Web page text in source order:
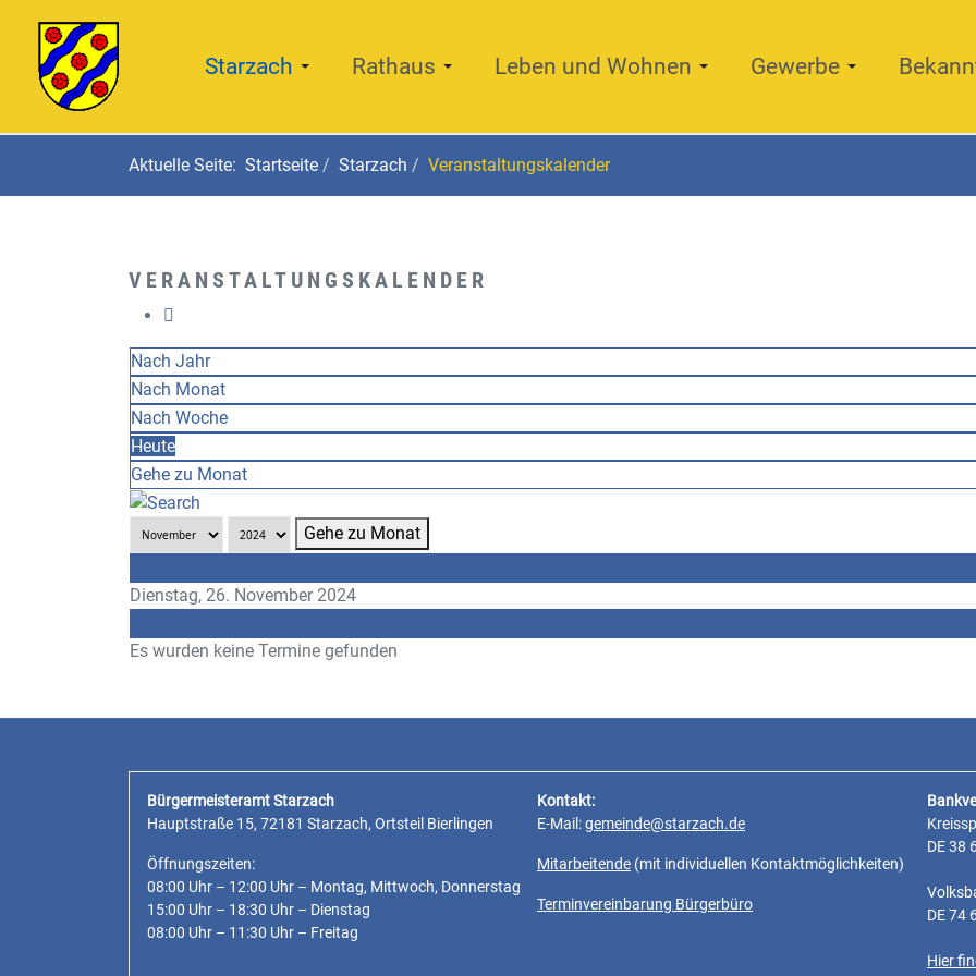
Starzach Rathaus Leben und Wohnen Gewerbe
Aktuelle Seite: Startseite Starzach Veranstaltungskalender
VERANSTALTUNGSKALENDER
Nach Jahr
Nach Monat
Nach Woche
Heute
Gehe zu Monat
Gehe zu Monat
Dienstag, 26. November 2024
Es wurden keine Termine gefunden
Bürgermeisteramt Starzach
Hauptstraße 15, 72181 Starzach, Ortsteil Bierlingen
Öffnungszeiten:
08:00 Uhr – 12:00 Uhr – Montag, Mittwoch, Donnerstag
15:00 Uhr – 18:30 Uhr – Dienstag
08:00 Uhr – 11:30 Uhr – Freitag
Kontakt:
E-Mail:gemeinde@starzach.de
Mitarbeitende (mit individuellen Kontaktmöglichkeiten)
Terminvereinbarung Bürgerbüro
DE 38
DE 74
Hier